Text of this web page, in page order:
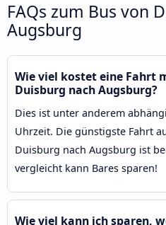
FAQs zum Bus von
Augsburg
Wie viel kostet eine Fahrt
Duisburg nach Augsburg?
Dies ist unter anderem
Uhrzeit. Die günstigste Fahrt
Duisburg nach Augsburg ist
vergleicht kann Bares sparen!
Wie viel kann ich sparen,